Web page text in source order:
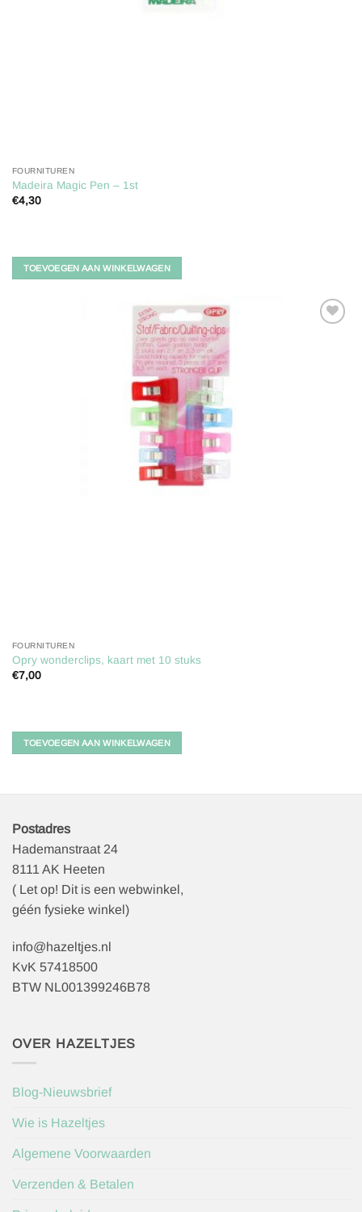
FOURNITUREN
Madeira Magic Pen – 1st
€4,30
TOEVOEGEN AAN WINKELWAGEN
FOURNITUREN
Opry wonderclips, kaart met 10 stuks
€7,00
TOEVOEGEN AAN WINKELWAGEN
Postadres
Hademanstraat 24
8111 AK Heeten
( Let op! Dit is een webwinkel,
géén fysieke winkel)
info@hazeltjes.nl
KvK 57418500
BTW NL001399246B78
OVER HAZELTJES
Blog-Nieuwsbrief
Wie is Hazeltjes
Algemene Voorwaarden
Verzenden & Betalen